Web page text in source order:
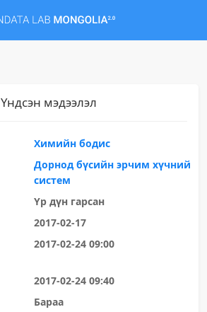
Үндсэн мэдээлэл
Химийн бодис
Дорнод бүсийн эрчим хүчний
систем
Үр дүн гарсан
2017-02-17
2017-02-24 09:00
2017-02-24 09:40
Бараа